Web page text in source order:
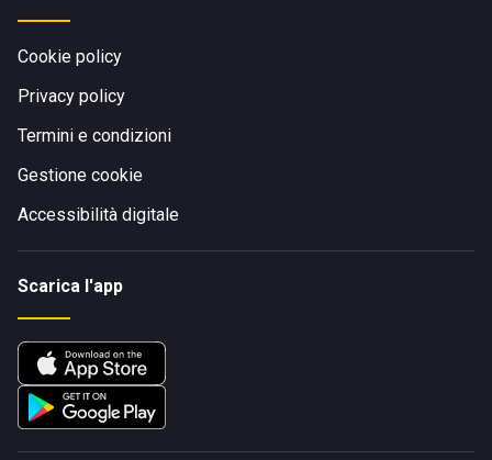
Cookie policy
Privacy policy
Termini e condizioni
Gestione cookie
Accessibilità digitale
Scarica l'app